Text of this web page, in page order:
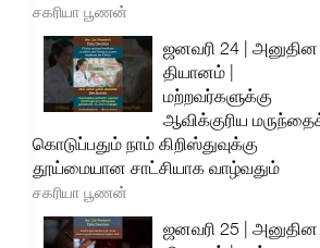
சகரியா பூணன்
ஜனவரி 24 | அனுதின
தியானம் |
மற்றவர்களுக்கு
ஆவிக்குரிய
கொடுப்பதும் நாம் கிறிஸ்துவுக்கு
தூய்மையான சாட்சியாக வாழ்வதும்
சகரியா பூணன்
ஜனவரி 25 | அனுதின